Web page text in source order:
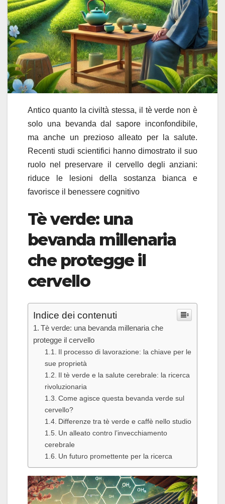
Antico quanto la civiltà stessa, il tè verde non è
solo una bevanda dal sapore inconfondibile,
ma anche un prezioso alleato per la salute.
Recenti studi scientifici hanno dimostrato il suo
ruolo nel preservare il cervello degli anziani:
riduce le lesioni della sostanza bianca e
favorisce il benessere cognitivo
Tè verde: una
bevanda millenaria
che protegge il
cervello
Indice dei contenuti
Tè verde: una bevanda millenaria che
protegge il cervello
Il processo di lavorazione: la chiave per le
sue proprietà
Il tè verde e la salute cerebrale: la ricerca
rivoluzionaria
Come agisce questa bevanda verde sul
cervello?
Differenze tra tè verde e caffè nello studio
Un alleato contro l’invecchiamento
cerebrale
Un futuro promettente per la ricerca